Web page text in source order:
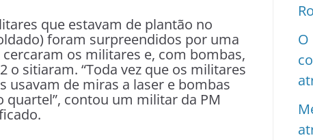
que estavam de plantão no
foram surpreendidos por uma
os militares e, com bombas,
o sitiaram. “Toda vez que os militares
usavam de miras a laser e bombas
contou um militar da PM
O